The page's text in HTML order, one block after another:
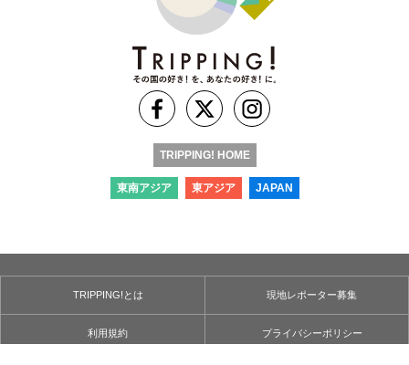
TRIPPING! HOME
東南アジア 東アジア JAPAN
TRIPPING!とは 現地レポーター募集
利用規約 プライバシーポリシー